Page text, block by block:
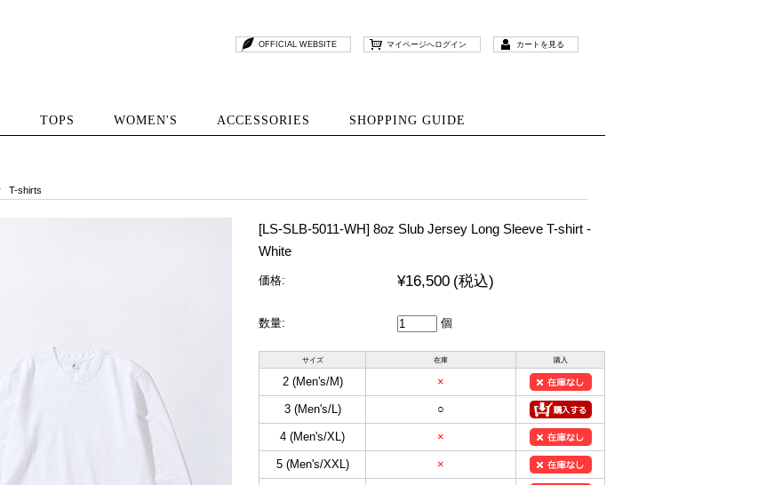
OFFICIAL WEBSITE マイページへログイン カートを見る
TOPS WOMEN'S ACCESSORIES SHOPPING GUIDE
T-shirts
[LS-SLB-5011-WH] 8oz Slub Jersey Long Sleeve T-shirt -
White
価格: ¥16,500 (税込)
数量: 個
サイズ 在庫 購入
2 (Men's/M) ×
3 (Men's/L) ○
4 (Men's/XL) ×
5 (Men's/XXL) ×